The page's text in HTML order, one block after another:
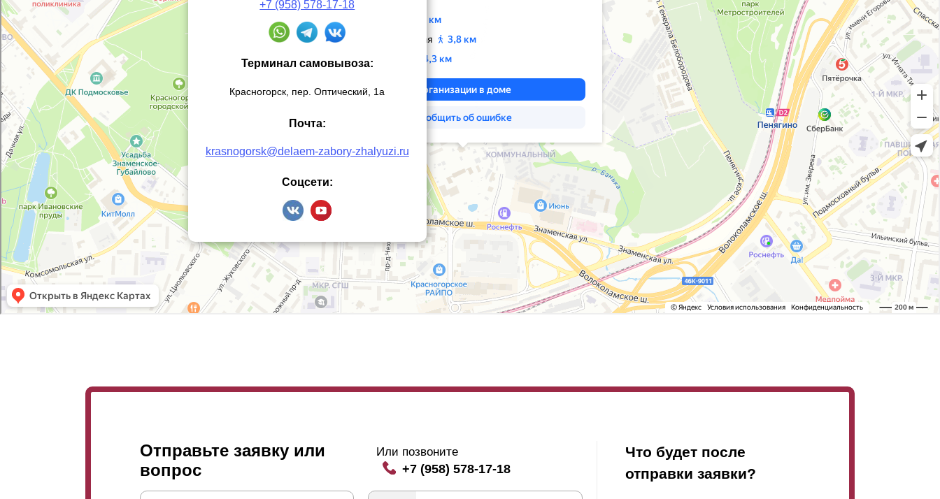
Заборы для дачи
Элитные заборы для коттеджей
Заборы и ограждения для школ
Забор на участок 10 соток
Заборы и ограждения для дома
Красивые, дизайнерские заборы
Готовые заборы
Комплекты заборов-лего "сделай сам"
Быстровозводимые заборы
Каркасы ворот
Калитки
Входные группы
ВСЕ ДЛЯ ЗАБОРА
Панели для забора
+7 (958) 578-17-18
Терминал самовывоза:
Красногорск, пер. Оптический, 1а
Почта:
krasnogorsk@delaem-zabory-zhalyuzi.ru
Соцсети:
Отправьте заявку или
вопрос
Или позвоните
+7 (958) 578-17-18
Что будет после
отправки заявки?